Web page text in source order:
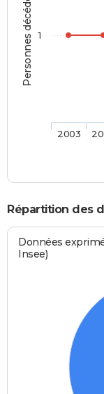
Personnes décédées
2003
1
Répartition des
Données
Insee)